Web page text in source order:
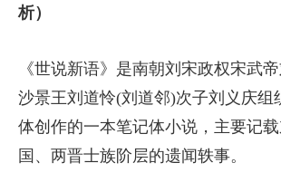
析）
《世说新语》是南朝刘宋政权宋武
沙景王刘道怜(刘道邻)次子刘义庆组
体创作的一本笔记体小说，主要记
国、两晋士族阶层的遗闻轶事。